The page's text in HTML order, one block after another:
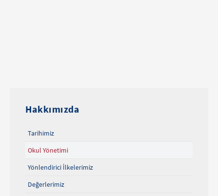
Hakkımızda
Tarihimiz
Okul Yönetimi
Yönlendirici İlkelerimiz
Değerlerimiz